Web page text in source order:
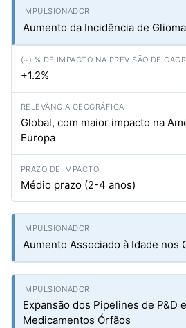
Aumento da Incidência de
+1.2%
Global, com maior impacto na
Europa
Médio prazo (2-4 anos)
Aumento Associado à Idade nos
Expansão dos Pipelines de P&D
Medicamentos Órfãos